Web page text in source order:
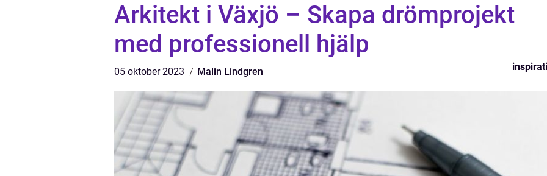
Arkitekt i Växjö – Skapa drömprojekt
med professionell hjälp
05 oktober 2023 Malin Lindgren